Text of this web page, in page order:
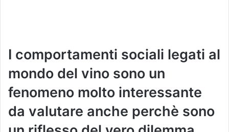
I comportamenti sociali legati al
mondo del vino sono un
fenomeno molto interessante
da valutare anche perchè sono